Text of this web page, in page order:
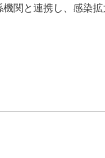
関と連携し、感染拡